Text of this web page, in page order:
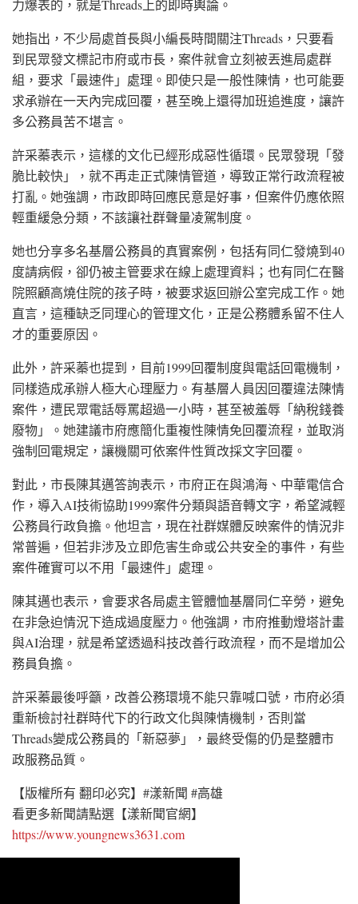
力爆表的，就是Threads上的即時輿論。
她指出，不少局處首長與小編長時間關注Threads，只要看
到民眾發文標記市府或市長，案件就會立刻被丟進局處群
組，要求「最速件」處理。即使只是一般性陳情，也可能要
求承辦在一天內完成回覆，甚至晚上還得加班追進度，讓許
多公務員苦不堪言。
許采蓁表示，這樣的文化已經形成惡性循環。民眾發現「發
脆比較快」，就不再走正式陳情管道，導致正常行政流程被
打亂。她強調，市政即時回應民意是好事，但案件仍應依照
輕重緩急分類，不該讓社群聲量凌駕制度。
她也分享多名基層公務員的真實案例，包括有同仁發燒到40
度請病假，卻仍被主管要求在線上處理資料；也有同仁在醫
院照顧高燒住院的孩子時，被要求返回辦公室完成工作。她
直言，這種缺乏同理心的管理文化，正是公務體系留不住人
才的重要原因。
此外，許采蓁也提到，目前1999回覆制度與電話回電機制，
同樣造成承辦人極大心理壓力。有基層人員因回覆違法陳情
案件，遭民眾電話辱罵超過一小時，甚至被羞辱「納稅錢養
廢物」。她建議市府應簡化重複性陳情免回覆流程，並取消
強制回電規定，讓機關可依案件性質改採文字回覆。
對此，市長陳其邁答詢表示，市府正在與鴻海、中華電信合
作，導入AI技術協助1999案件分類與語音轉文字，希望減輕
公務員行政負擔。他坦言，現在社群媒體反映案件的情況非
常普遍，但若非涉及立即危害生命或公共安全的事件，有些
案件確實可以不用「最速件」處理。
陳其邁也表示，會要求各局處主管體恤基層同仁辛勞，避免
在非急迫情況下造成過度壓力。他強調，市府推動燈塔計畫
與AI治理，就是希望透過科技改善行政流程，而不是增加公
務員負擔。
許采蓁最後呼籲，改善公務環境不能只靠喊口號，市府必須
重新檢討社群時代下的行政文化與陳情機制，否則當
Threads變成公務員的「新惡夢」，最終受傷的仍是整體市
政服務品質。
【版權所有 翻印必究】#漾新聞 #高雄
看更多新聞請點選【漾新聞官網】
https://www.youngnews3631.com